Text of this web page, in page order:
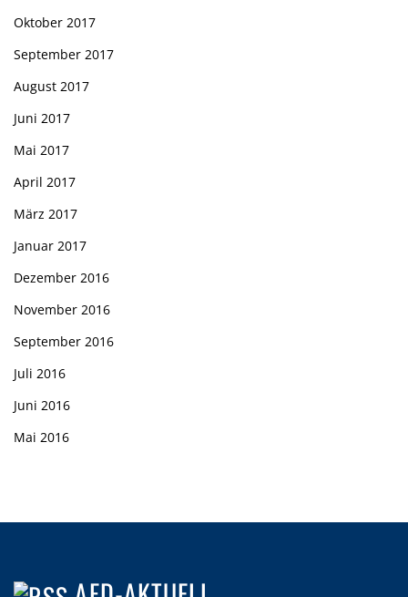
Oktober 2017
September 2017
August 2017
Juni 2017
Mai 2017
April 2017
März 2017
Januar 2017
Dezember 2016
November 2016
September 2016
Juli 2016
Juni 2016
Mai 2016